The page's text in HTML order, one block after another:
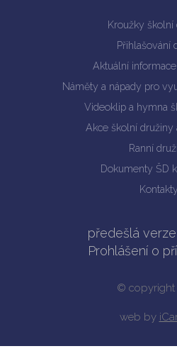
Kroužky školní
Přihlašování
Aktuální
Náměty a nápady pro
Videoklip a hymna
Akce školní družiny
Ranní
Dokumenty ŠD
Kontakty
předešlá
Prohlášení o
© copyright
web by